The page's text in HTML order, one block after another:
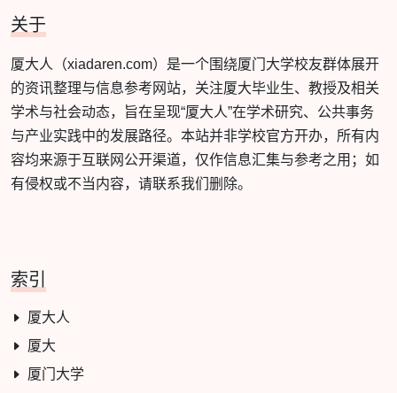
关于
厦大人（xiadaren.com）是一个围绕厦门大学校友群体展开
的资讯整理与信息参考网站，关注厦大毕业生、教授及相关
学术与社会动态，旨在呈现“厦大人”在学术研究、公共事务
与产业实践中的发展路径。本站并非学校官方开办，所有内
容均来源于互联网公开渠道，仅作信息汇集与参考之用；如
有侵权或不当内容，请联系我们删除。
索引
厦大人
厦大
厦门大学